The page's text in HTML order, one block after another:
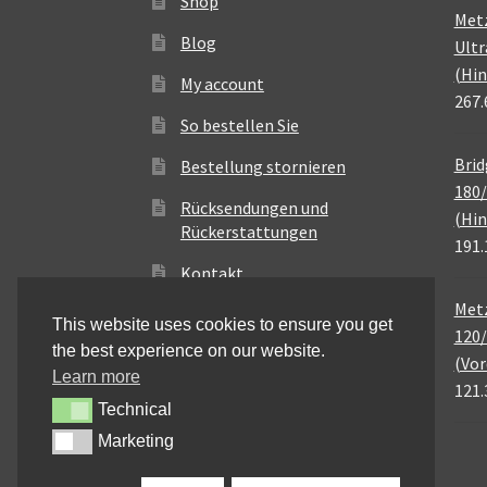
Blog
My account
So bestellen Sie
Bestellung stornieren
Rücksendungen und
Rückerstattungen
Kontakt
This website uses cookies to ensure you get
the best experience on our website.
Learn more
TechnicalTechnical
MarketingMarketing